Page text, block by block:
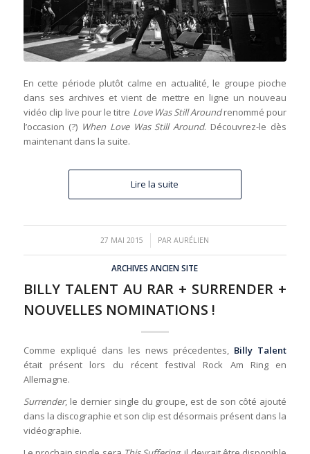
En cette période plutôt calme en actualité, le groupe pioche
dans ses archives et vient de mettre en ligne un nouveau
vidéo clip live pour le titre Love Was Still Aroundrenommé pour
l’occasion (?)When Love Was Still Around. Découvrez-le dès
maintenant dans la suite.
Lire la suite
27 MAI 2015
/ PARAURÉLIEN
ARCHIVES ANCIEN SITE
BILLY TALENT AU RAR + SURRENDER +
NOUVELLES NOMINATIONS !
Comme expliqué dans les news précedentes, Billy Talent
était présent lors du récent festival Rock Am Ring en
Allemagne.
Surrender, le dernier single du groupe, est de son côté ajouté
dans la discographie et son clip est désormais présent dans la
vidéographie.